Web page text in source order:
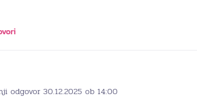
odgovor 30.12.2025 ob 14:00